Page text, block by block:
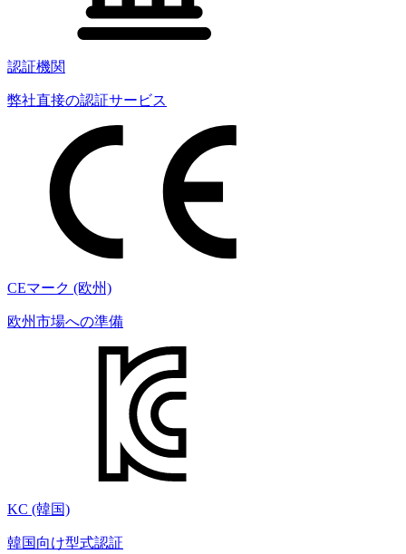
認証機関
弊社直接の認証サービス
CEマーク (欧州)
欧州市場への準備
KC (韓国)
韓国向け型式認証